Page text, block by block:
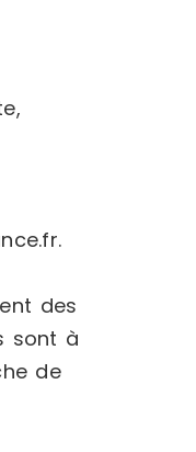
des
sont à
de